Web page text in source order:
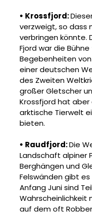
• Krossfjord:
verzweigt, so dass
verbringen könnte.
Fjord war die
Begebenheiten
einer deutschen
des Zweiten
großer Gletscher
Krossfjordhat aber
arktische Tierwelt
bieten.
• Raudfjord:Die
Landschaft alpiner
Berghängen und
Felswänden gibt
Anfang Juni sind
Wahrscheinlichkeit
auf dem oft